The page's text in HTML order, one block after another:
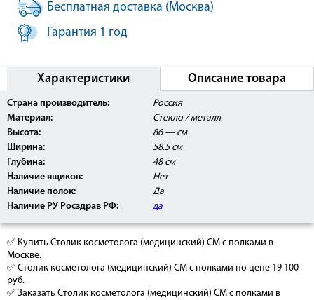
Бесплатная доставка (Москва)
Гарантия 1 год
Характеристики Описание товара
Страна производитель:
Россия
Материал:
Стекло / металл
Высота:
86 — см
Ширина:
58.5 см
Глубина:
48 см
Наличие ящиков:
Нет
Наличие полок:
Да
Наличие РУ Росздрав РФ:
да
Данное изделие поставляется с
Регистрационным Удостоверением МинЗдрав РФ и
может быть использовано в медицинских центрах,
ЛПУ, а так же косметологических и массажных
✅ Купить Столик косметолога (медицинский) СМ с полками в
Москве.
✅ Столик косметолога (медицинский) СМ с полками по цене 19 100
руб.
✅ Заказать Столик косметолога (медицинский) СМ с полками в